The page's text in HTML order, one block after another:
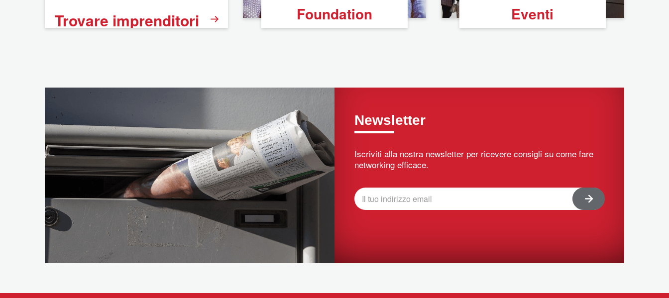
Trovare imprenditori
Informazione legale
Dichiarazione sulla
protezione dei dati
Foundation Eventi
Newsletter
Iscriviti alla nostra newsletter per ricevere consigli su come fare
networking efficace.